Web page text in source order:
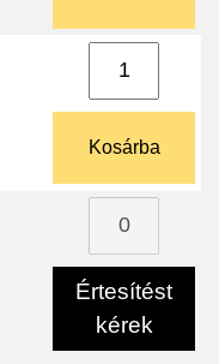
Kosárba
Értesítést
kérek